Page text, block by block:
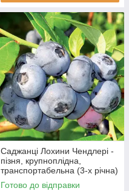
Саджанці Лохини Чендлері -
пізня, крупноплідна,
транспортабельна (3-х річна)
С2
Готово до відправки